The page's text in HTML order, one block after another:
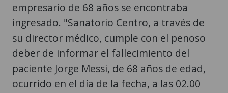
empresario de 68 años se encontraba
ingresado. "Sanatorio Centro, a través de
su director médico, cumple con el penoso
deber de informar el fallecimiento del
paciente Jorge Messi, de 68 años de edad,
ocurrido en el día de la fecha, a las 02.00